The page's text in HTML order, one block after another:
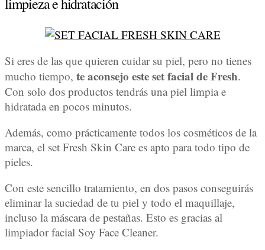
Si eres de las que quieren cuidar su piel, pero no tienes
mucho tiempo, te aconsejo este set facial de Fresh.
Con solo dos productos tendrás una piel limpia e
hidratada en pocos minutos.
Además, como prácticamente todos los cosméticos de la
marca, el set Fresh Skin Care es apto para todo tipo de
pieles.
Con este sencillo tratamiento, en dos pasos conseguirás
eliminar la suciedad de tu piel y todo el maquillaje,
incluso la máscara de pestañas. Esto es gracias al
limpiador facial Soy Face Cleaner.